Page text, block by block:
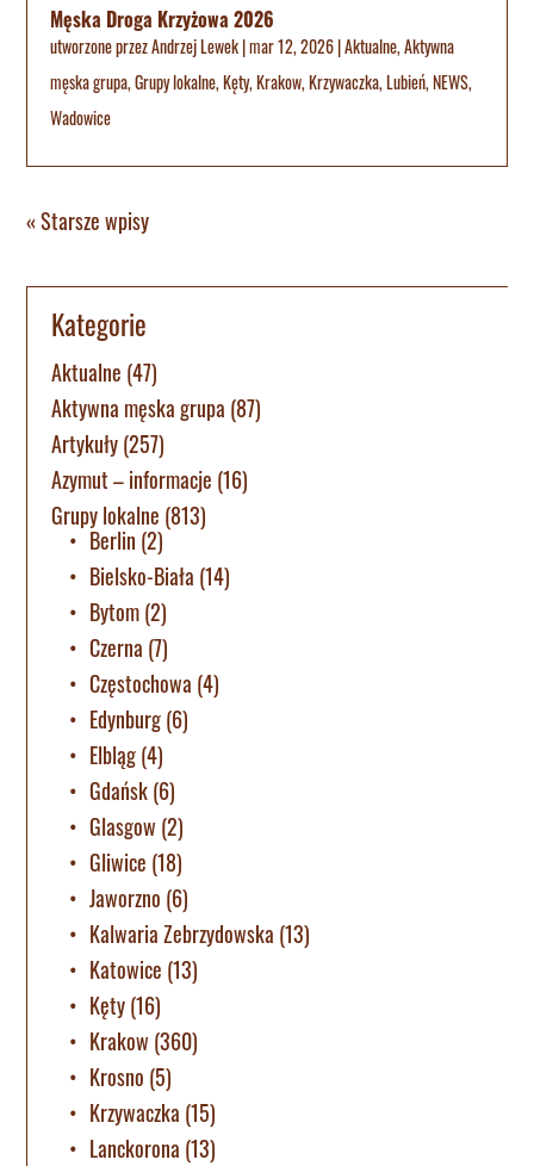
Męska Droga Krzyżowa 2026
utworzone przezAndrzej Lewek|mar 12, 2026|Aktualne,Aktywna
męska grupa,Grupy lokalne,Kęty,Krakow,Krzywaczka,Lubień,NEWS,
Wadowice
« Starsze wpisy
Kategorie
Aktualne (47)
Aktywna męska grupa (87)
Artykuły(257)
Azymut – informacje (16)
Grupy lokalne (813)
Berlin (2)
Bielsko-Biała (14)
Bytom(2)
Czerna (7)
Częstochowa (4)
Edynburg(6)
Elbląg(4)
Gdańsk(6)
Glasgow (2)
Gliwice (18)
Jaworzno (6)
Kalwaria Zebrzydowska (13)
Katowice (13)
Kęty(16)
Krakow (360)
Krosno (5)
Krzywaczka (15)
Lanckorona (13)